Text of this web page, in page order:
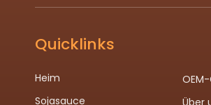
Quicklinks
Heim
Sojasauce
Über